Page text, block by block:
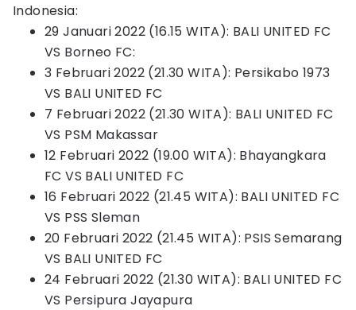
Indonesia:
29 Januari 2022 (16.15 WITA): BALI UNITED FC
VS Borneo FC:
3 Februari 2022 (21.30 WITA): Persikabo 1973
VS BALI UNITED FC
7 Februari 2022 (21.30 WITA): BALI UNITED FC
VS PSM Makassar
12 Februari 2022 (19.00 WITA): Bhayangkara
FC VS BALI UNITED FC
16 Februari 2022 (21.45 WITA): BALI UNITED FC
VS PSS Sleman
20 Februari 2022 (21.45 WITA): PSIS Semarang
VS BALI UNITED FC
24 Februari 2022 (21.30 WITA): BALI UNITED FC
VS Persipura Jayapura